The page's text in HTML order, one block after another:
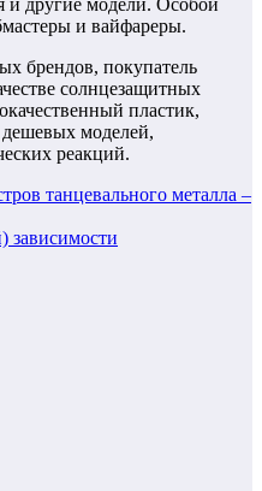
и другие модели. Особой
и вайфареры.
брендов, покупатель
солнцезащитных
пластик,
моделей,
реакций.
танцевального металла –
зависимости